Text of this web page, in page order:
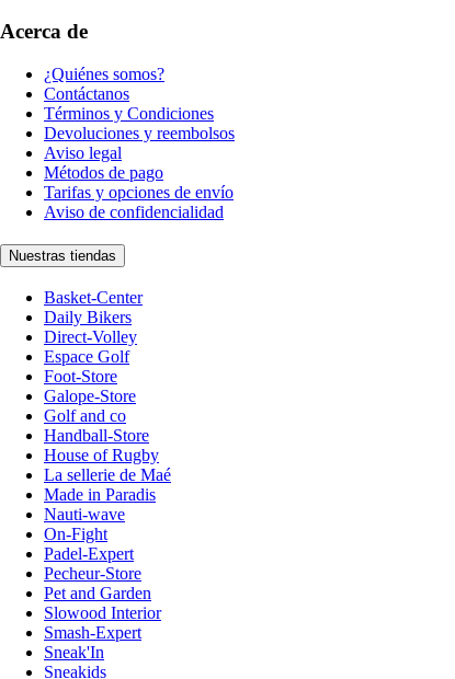
Acerca de
¿Quiénes somos?
Contáctanos
Términos y Condiciones
Devoluciones y reembolsos
Aviso legal
Métodos de pago
Tarifas y opciones de envío
Aviso de confidencialidad
Nuestras tiendas
Basket-Center
Daily Bikers
Direct-Volley
Espace Golf
Foot-Store
Galope-Store
Golf and co
Handball-Store
House of Rugby
La sellerie de Maé
Made in Paradis
Nauti-wave
On-Fight
Padel-Expert
Pecheur-Store
Pet and Garden
Slowood Interior
Smash-Expert
Sneak'In
Sneakids